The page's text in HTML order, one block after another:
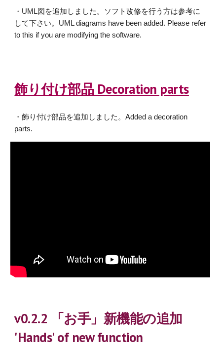
・UML図を追加しました。ソフト改修を行う方は参考に
して下さい。UML diagrams have been added. Please refer
to this if you are modifying the software.
飾り付け部品 Decoration parts
・飾り付け部品を追加しました。Added a decoration
parts.
v0.2.2 「お手」新機能の追加
'Hands' of new function